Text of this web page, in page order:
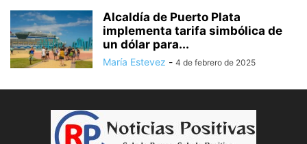
Alcaldía de Puerto Plata
implementa tarifa simbólica de
un dólar para...
María Estevez - 4 de febrero de 2025